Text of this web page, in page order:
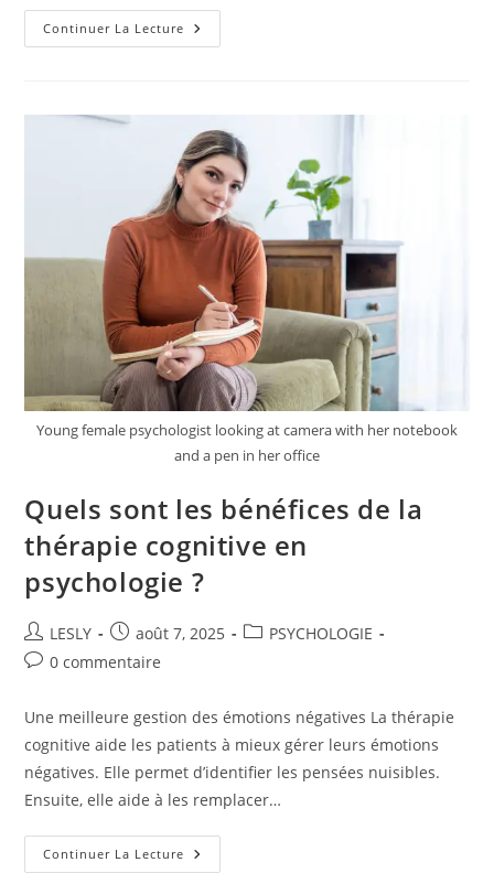
Continuer La Lecture Comment
La
Familles
À
Mieux
Communiquer
?
Young female psychologist looking at camera with her notebook
and a pen in her office
Quels sont les bénéfices de la
thérapie cognitive en
psychologie ?
Auteur/autrice
de
LESLY
Publication
publiée :
août 7, 2025
PostPSYCHOLOGIE
Commentaires
la
0 commentaire
Une meilleure gestion des émotions négatives La thérapie
cognitive aide les patients à mieux gérer leurs émotions
négatives. Elle permet d’identifier les pensées nuisibles.
Ensuite, elle aide à les remplacer…
Continuer La Lecture Quels
Sont